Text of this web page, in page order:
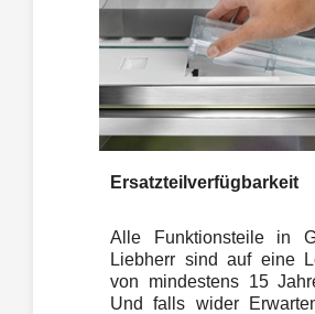
Ersatzteilverfügbarkeit
Alle Funktionsteile in
Liebherr sind auf eine
von mindestens 15
Und falls wider